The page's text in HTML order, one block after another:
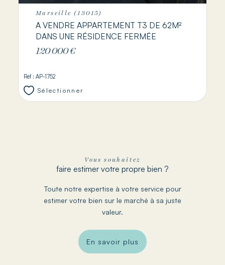
Marseille (13015)
A VENDRE APPARTEMENT T3 DE 62M²
DANS UNE RÉSIDENCE FERMÉE
120 000 €
Réf : AP-1752
Sélectionner
Vous souhaitez
faire estimer votre propre bien ?
Toute notre expertise à votre service pour
estimer votre bien sur le marché à sa juste
valeur.
En savoir plus